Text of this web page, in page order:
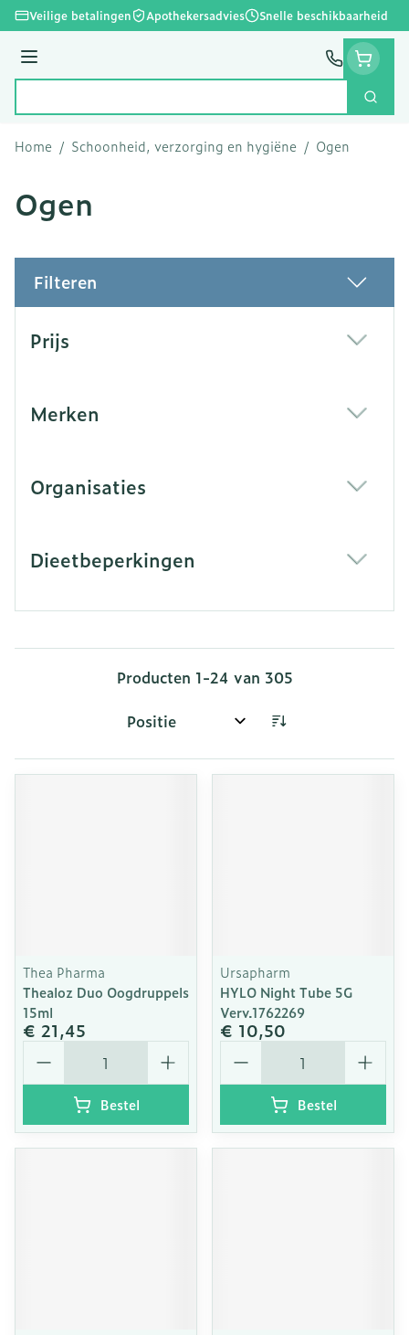
Ga naar de inhoud
Veilige betalingen Apothekersadvies Snelle beschikbaarheid
Menu
Zoek
Home / Schoonheid, verzorging en hygiëne / Ogen
Ogen
Filteren
Prijs
Merken
Organisaties
Dieetbeperkingen
Producten 1-24 van 305
Sorteer op:
Thea Pharma
Thealoz Duo Oogdruppels
15ml
€ 21,45
Aantal
Bestel
Ursapharm
HYLO Night Tube 5G
Verv.1762269
€ 10,50
Aantal
Bestel